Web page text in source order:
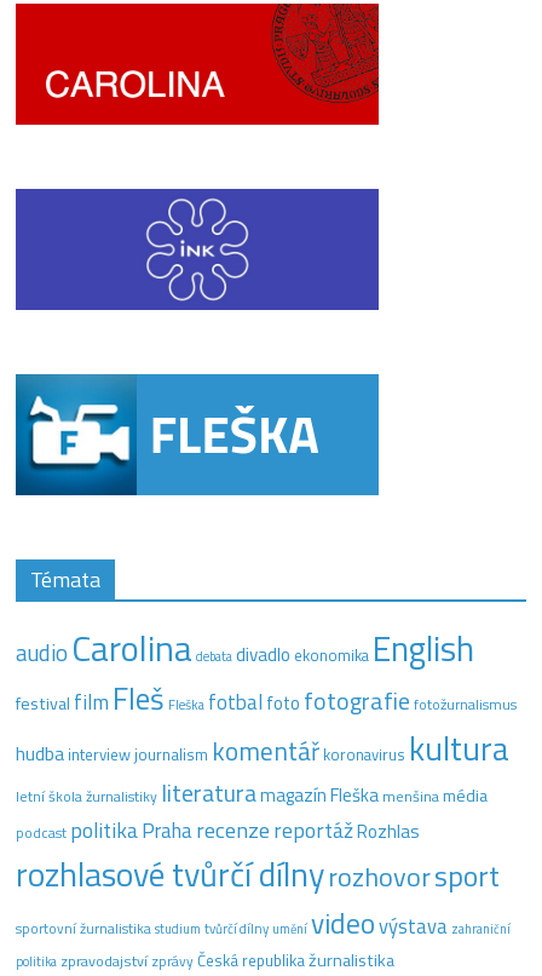
Témata
audio Carolina debata divadlo ekonomika English
festival film Fleš Fleška fotbal foto fotografie fotožurnalismus
hudba interview journalism komentář koronavirus kultura
letní škola žurnalistiky literaturamagazín Fleška menšinamédia
podcast politikaPraharecenzereportážRozhlas
rozhlasové tvůrčí dílnyrozhovorsport
sportovní žurnalistika studium tvůrčí dílny uměnívideovýstava zahraniční
politika zpravodajstvízprávyČeská republikažurnalistika